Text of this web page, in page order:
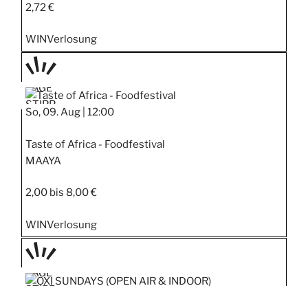
2,72 €
WINVerlosung
TAGE
STIPP
So, 09. Aug | 12:00
Taste of Africa - Foodfestival
MAAYA
2,00 bis 8,00 €
WINVerlosung
TAGE